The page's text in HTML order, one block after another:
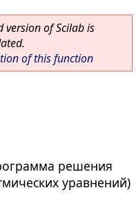
version of Scilab is
of this function
решения
уравнений)